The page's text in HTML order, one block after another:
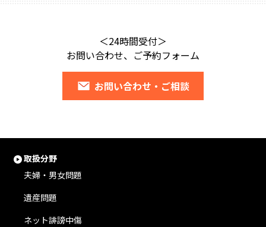
＜24時間受付＞
お問い合わせ、ご予約フォーム
お問い合わせ・ご相談
取扱分野
夫婦・男女問題
遺産問題
ネット誹謗中傷